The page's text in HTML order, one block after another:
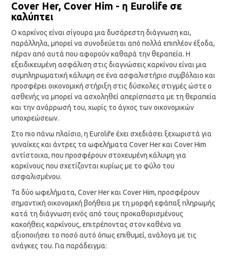
Cover Her, Cover Him - η Eurolife σε
καλύπτει
Ο καρκίνος είναι σίγουρα μια δυσάρεστη διάγνωση και,
παράλληλα, μπορεί να συνοδεύεται από πολλά επιπλέον έξοδα,
πέραν από αυτά που αφορούν καθαρά την θεραπεία. Η
εξειδικευμένη ασφάλιση στις διαγνώσεις καρκίνου είναι μια
συμπληρωματική κάλυψη σε ένα ασφαλιστήριο συμβόλαιο και
προσφέρει οικονομική στήριξη στις δύσκολες στιγμές ώστε ο
ασθενής να μπορεί να ασχοληθεί απερίσπαστα με τη θεραπεία
και την ανάρρωσή του, χωρίς το άγχος των οικονομικών
υποχρεώσεων.
Στο πιο πάνω πλαίσιο, η Eurolife έχει σχεδιάσει ξεχωριστά για
γυναίκες και άντρες τα ωφελήματα Cover Her και Cover Him
αντίστοιχα, που προσφέρουν στοχευμένη κάλυψη για
καρκίνους που σχετίζονται κυρίως με το φύλο του
ασφαλισμένου.
Τα δύο ωφελήματα, Cover Her και Cover Him, προσφέρουν
σημαντική οικονομική βοήθεια με τη μορφή εφάπαξ πληρωμής
κατά τη διάγνωση ενός από τους προκαθορισμένους
κακοήθεις καρκίνους, επιτρέποντας στον καθένα να
αξιοποιήσει το ποσό αυτό όπως επιθυμεί, ανάλογα με τις
ανάγκες του. Για παράδειγμα: